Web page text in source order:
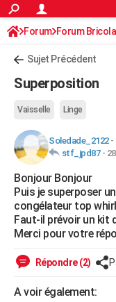
ACTUALITÉS
Politique
Société
Faits Divers
Education
Monde
Villes
+
AUTO
Essais
Réserver un essai
Citadines
Berlines
SUV
Forum auto
+HIGH-TECH
Mobiles
Meilleur smartphone
Internet
Ordinateurs
Jeux vidéo
Guide high-tech
+BRICOLAGE
Forum
Aménagement intérieur
Extérieur
Cuisine
Salle de bains
Jardinage
Rangement
WEEK-END
Guides de France
Escapades
Patrimoine
Expositions
Musées
Week-end nature
+LIFESTYLE
Art de vivre
Bien-être
Loisirs
Mode
Modes de vie
SANTE
Alimentation
Guide de la santé
Maladies
Médicaments
Sommeil
Forum Forum
Sujet Précédent
Superposition
Vaisselle Linge
Soledade_2122-
stf_jpd87-
Bonjour Bonjour
Puis je superposer
congélateur top
Faut-il prévoir un kit
Merci pour votre
Répondre (2)
A voir également: